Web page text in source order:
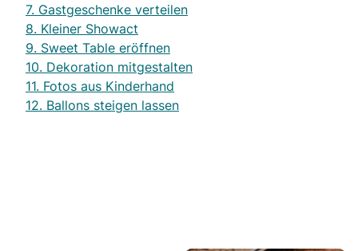
7. Gastgeschenke verteilen
8. Kleiner Showact
9. Sweet Table eröffnen
10. Dekoration mitgestalten
11. Fotos aus Kinderhand
12. Ballons steigen lassen